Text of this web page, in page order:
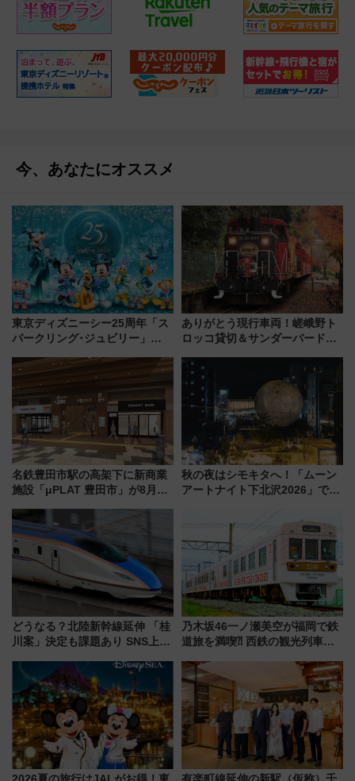
今、あなたにオススメ
東京ディズニーシー25周年「ス
パークリング･ジュビリー」
一”海”をテーマにしたテーマパ
ありがとう現行車両！嵯峨野ト
ロッコ貸切＆サンダーバードレ
斉藤雪乃＆福原トシヒロと行
く！9月13日「京都の鉄道満喫
ツアー」開催
名鉄豊田市駅の高架下に新商業
施設「μPLAT 豊田市」が8月26
たな玄関口へ
秋の夜はシモキタへ！「ムーン
アートナイト下北沢2026」でイ
を満喫しよう
どうなる？北陸新幹線延伸 「桂
川案」決定も課題あり SNS上の
乃木坂46一ノ瀬美空が福岡で鉄
道旅を満喫⁈ 西鉄の観光列車
CHIKUGO」で巡る福岡･太宰
府･柳川の旅！YouTubeが公開
に
2026夏の旅行はJALがお得！東
有楽町線延伸の新駅（仮称）千